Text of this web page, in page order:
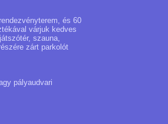
és 60
várjuk kedves
szauna,
zárt parkolót
pályaudvari